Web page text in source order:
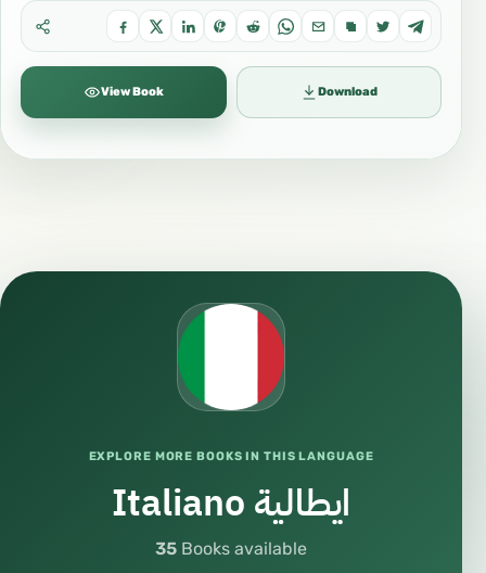
View Book Download
EXPLORE MORE BOOKS IN THIS LANGUAGE
Italiano ايطالية
35 Books available